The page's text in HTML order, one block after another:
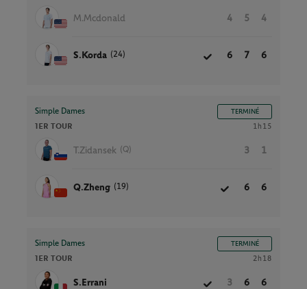
M.Mcdonald 4 5 4
S.Korda (24) 6 7 6
Simple Dames TERMINÉ
1ER TOUR 1h15
T.Zidansek (Q) 3 1
Q.Zheng (19) 6 6
Simple Dames TERMINÉ
1ER TOUR 2h18
S.Errani 3 6 6